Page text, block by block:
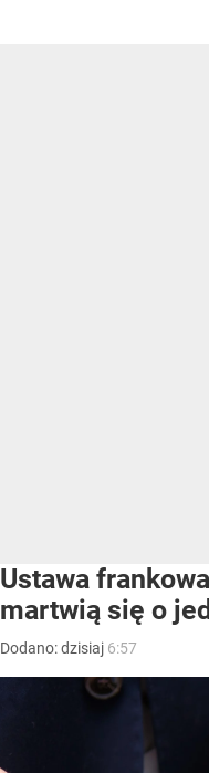
Ustawa
martwią się o
Dodano:dzisiaj 6:57